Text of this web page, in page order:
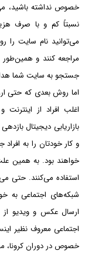
خصوص نداشته باشید،
نسبتاً کم و با صرف
می‌توانید نام سایت را
مراجعه کنند و همین‌طور
جستجو به سایت شما
اما روش بعدی که حتی
اغلب افراد از اینترنت
بازاریابی دیجیتال
و کار خودتان را به
خواهند بود. به همین
استفاده می‌کنند. حتی
شبکه‌های اجتماعی به
ارسال عکس و ویدیو
اجتماعی معروف نظیر
خصوص در دوران کرونا،